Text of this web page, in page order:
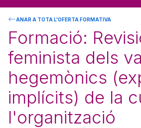
ANAR A TOTA L'OFERTA FORMATIVA
Formació:
feminista dels
hegemònics
implícits) de la
l'organització